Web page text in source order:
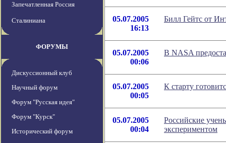
Запечатленная Россия
Сталиниана
ФОРУМЫ
Дискуссионный клуб
Научный форум
Форум "Русская идея"
Форум "Курск"
Исторический форум
05.07.2005
16:13
Билл Гейтс от
05.07.2005
00:06
В NASA
05.07.2005
00:05
К старту
05.07.2005
00:04
Российские
экспериментом